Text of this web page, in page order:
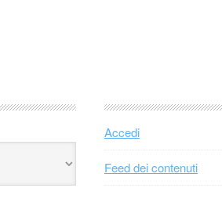
Accedi
Feed dei contenuti